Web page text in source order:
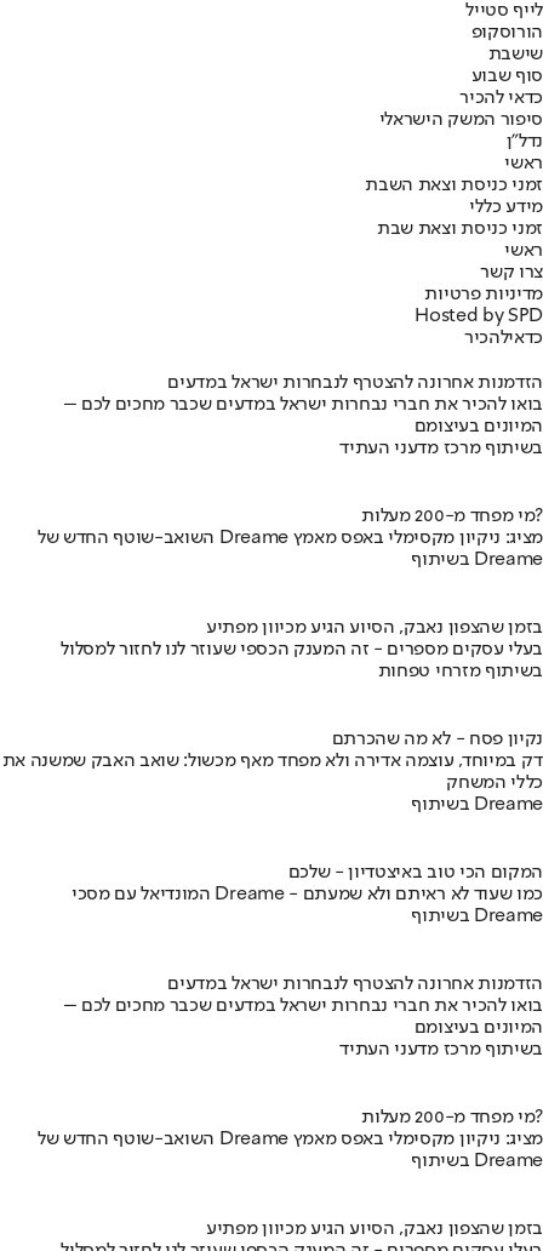
לייף סטייל
הורוסקופ
שישבת
סוף שבוע
כדאי להכיר
סיפור המשק הישראלי
נדל"ן
ראשי
זמני כניסת וצאת השבת
מידע כללי
זמני כניסת וצאת שבת
ראשי
צרו קשר
מדיניות פרטיות
Hosted by SPD
כדאילהכיר
הזדמנות אחרונה להצטרף לנבחרות ישראל במדעים
בואו להכיר את חברי נבחרות ישראל במדעים שכבר מחכים לכם –
המיונים בעיצומם
בשיתוף מרכז מדעני העתיד
מי מפחד מ-200 מעלות?
השואב-שוטף החדש של Dreame מציג: ניקיון מקסימלי באפס מאמץ
בשיתוף Dreame
בזמן שהצפון נאבק, הסיוע הגיע מכיוון מפתיע
בעלי עסקים מספרים - זה המענק הכספי שעוזר לנו לחזור למסלול
בשיתוף מזרחי טפחות
נקיון פסח - לא מה שהכרתם
דק במיוחד, עוצמה אדירה ולא מפחד מאף מכשול: שואב האבק שמשנה את
כללי המשחק
בשיתוף Dreame
המקום הכי טוב באיצטדיון - שלכם
המונדיאל עם מסכי Dreame - כמו שעוד לא ראיתם ולא שמעתם
בשיתוף Dreame
הזדמנות אחרונה להצטרף לנבחרות ישראל במדעים
בואו להכיר את חברי נבחרות ישראל במדעים שכבר מחכים לכם –
המיונים בעיצומם
בשיתוף מרכז מדעני העתיד
מי מפחד מ-200 מעלות?
השואב-שוטף החדש של Dreame מציג: ניקיון מקסימלי באפס מאמץ
בשיתוף Dreame
בזמן שהצפון נאבק, הסיוע הגיע מכיוון מפתיע